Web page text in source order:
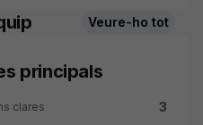
Veure-ho tot
principals
versus Cádiz CF 3
clares 3